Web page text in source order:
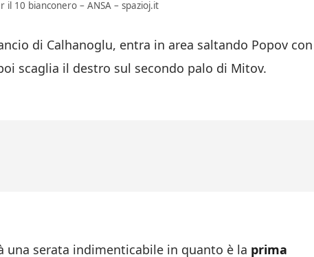
10 bianconero – ANSA – spazioj.it
di Calhanoglu, entra in area saltando Popov con
scaglia il destro sul secondo palo di Mitov.